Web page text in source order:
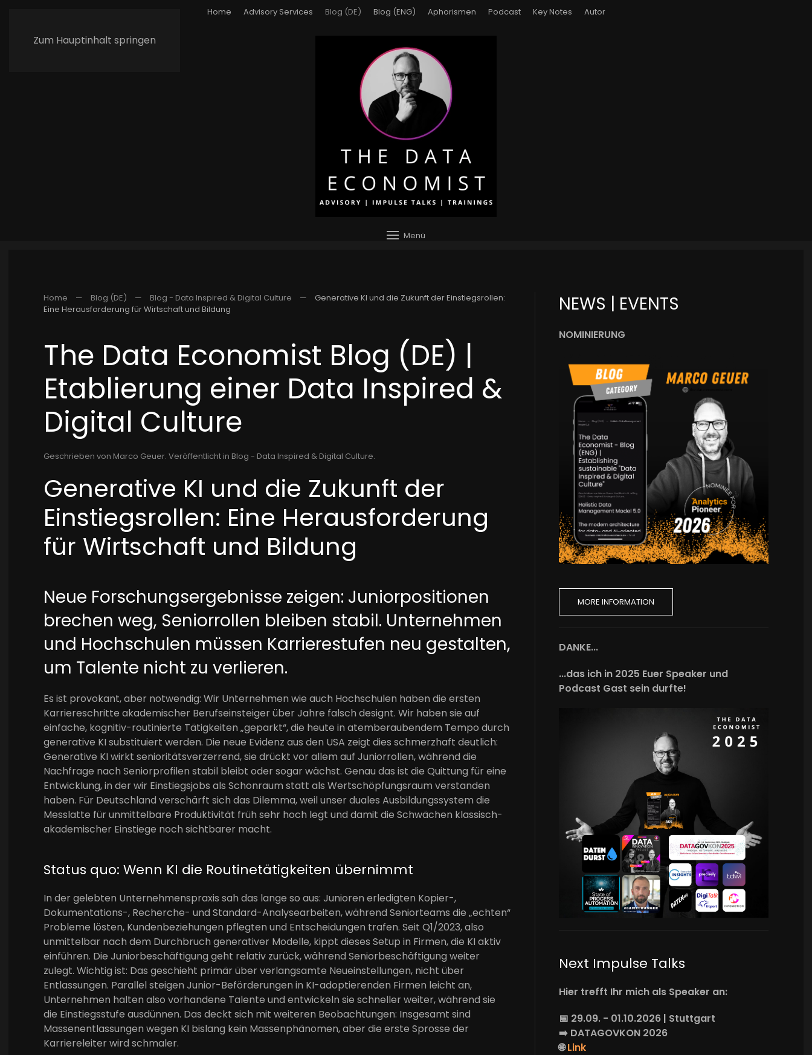
Zum Hauptinhalt springen
Home Advisory Services Blog (DE) Blog (ENG) Aphorismen Podcast Key Notes Autor
Menü
Home Blog (DE) Blog - Data Inspired & Digital Culture
Generative KI und die Zukunft der Einstiegsrollen:
Eine Herausforderung für Wirtschaft und Bildung
The Data Economist Blog (DE) |
Etablierung einer Data Inspired &
Digital Culture
Geschrieben von Marco Geuer. Veröffentlicht in Blog - Data Inspired & Digital Culture.
Generative KI und die Zukunft der
Einstiegsrollen: Eine Herausforderung
für Wirtschaft und Bildung
Neue Forschungsergebnisse zeigen: Juniorpositionen
brechen weg, Seniorrollen bleiben stabil. Unternehmen
und Hochschulen müssen Karrierestufen neu gestalten,
um Talente nicht zu verlieren.
Es ist provokant, aber notwendig: Wir Unternehmen wie auch Hochschulen haben die ersten
Karriereschritte akademischer Berufseinsteiger über Jahre falsch designt. Wir haben sie auf
einfache, kognitiv-routinierte Tätigkeiten „geparkt“, die heute in atemberaubendem Tempo durch
generative KI substituiert werden. Die neue Evidenz aus den USA zeigt dies schmerzhaft deutlich:
Generative KI wirkt senioritätsverzerrend, sie drückt vor allem auf Juniorrollen, während die
Nachfrage nach Seniorprofilen stabil bleibt oder sogar wächst. Genau das ist die Quittung für eine
Entwicklung, in der wir Einstiegsjobs als Schonraum statt als Wertschöpfungsraum verstanden
haben. Für Deutschland verschärft sich das Dilemma, weil unser duales Ausbildungssystem die
Messlatte für unmittelbare Produktivität früh sehr hoch legt und damit die Schwächen klassisch-
akademischer Einstiege noch sichtbarer macht.
Status quo: Wenn KI die Routinetätigkeiten übernimmt
In der gelebten Unternehmenspraxis sah das lange so aus: Junioren erledigten Kopier-,
Dokumentations-, Recherche- und Standard-Analysearbeiten, während Seniorteams die „echten“
Probleme lösten, Kundenbeziehungen pflegten und Entscheidungen trafen. Seit Q1/2023, also
unmittelbar nach dem Durchbruch generativer Modelle, kippt dieses Setup in Firmen, die KI aktiv
einführen. Die Juniorbeschäftigung geht relativ zurück, während Seniorbeschäftigung weiter
zulegt. Wichtig ist: Das geschieht primär über verlangsamte Neueinstellungen, nicht über
Entlassungen. Parallel steigen Junior-Beförderungen in KI-adoptierenden Firmen leicht an,
Unternehmen halten also vorhandene Talente und entwickeln sie schneller weiter, während sie
die Einstiegsstufe ausdünnen. Das deckt sich mit weiteren Beobachtungen: Insgesamt sind
Massenentlassungen wegen KI bislang kein Massenphänomen, aber die erste Sprosse der
Karriereleiter wird schmaler.
NEWS | EVENTS
NOMINIERUNG
MORE INFORMATION
DANKE...
...das ich in 2025 Euer Speaker und
Podcast Gast sein durfte!
Next Impulse Talks
Hier trefft Ihr mich als Speaker an:
📅 29.09. - 01.10.2026 | Stuttgart
➡️ DATAGOVKON 2026
🌐Link